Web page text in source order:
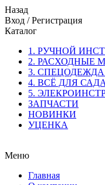
Назад
Вход /Регистрация
Каталог
1. РУЧНОЙ
2. РАСХОДНЫЕ
3.
4. ВСЁ ДЛЯ САДА
5.
ЗАПЧАСТИ
НОВИНКИ
УЦЕНКА
Меню
Главная